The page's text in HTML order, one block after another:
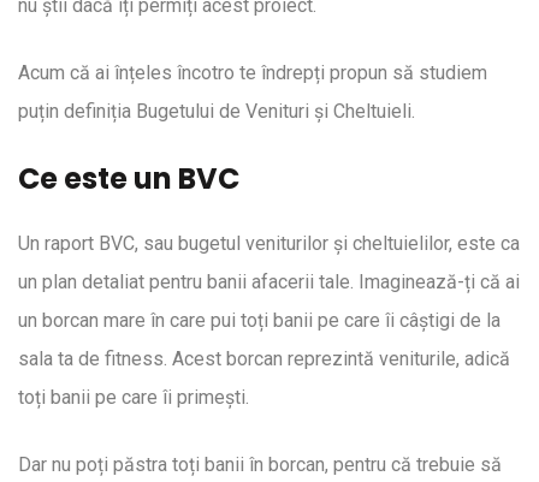
nu știi dacă îți permiți acest proiect.
Acum că ai înțeles încotro te îndrepți propun să studiem
puțin definiția Bugetului de Venituri și Cheltuieli.
Ce este un BVC
Un raport BVC, sau bugetul veniturilor și cheltuielilor, este ca
un plan detaliat pentru banii afacerii tale. Imaginează-ți că ai
un borcan mare în care pui toți banii pe care îi câștigi de la
sala ta de fitness. Acest borcan reprezintă veniturile, adică
toți banii pe care îi primești.
Dar nu poți păstra toți banii în borcan, pentru că trebuie să